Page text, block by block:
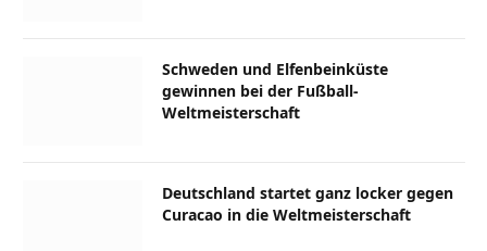
Schweden und Elfenbeinküste
gewinnen bei der Fußball-
Weltmeisterschaft
Deutschland startet ganz locker gegen
Curacao in die Weltmeisterschaft